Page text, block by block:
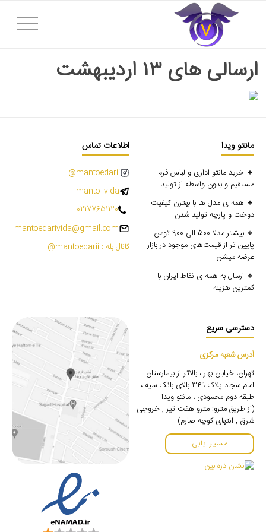
ارسالی های ۱۳ اردیبهشت
مانتو ویدا
🔸 خرید مانتو اداری و لباس فرم
مستقیم و بدون واسطه از تولید
🔸 همه ی مدل ها با بهترن کیفیت
دوخت و پارچه تولید شدن
🔸 بیشتر مدلا 500 الی 900 تومن
پایین تر از قیمت‌های موجود در بازار
عرضه میشن
🔸 ارسال به همه ی نقاط ایران با
کمترین هزینه
اطلاعات تماس
mantoedarii@
manto_vida
02177651120
mantoedarivida@gmail.com
کانال بله : mantoedarii@
دسترسی سریع
آدرس شعبه مرکزی
تهران، خیابان بهار ، بالاتر از بیمارستان
امام سجاد پلاک ۳۴۹ بالای بانک سپه ،
طبقه دوم محمودی ، مانتو ویدا
(از طریق مترو: مترو هفت تیر , خروجی
شرق , انتهای کوچه صارم)
مسیر یابی